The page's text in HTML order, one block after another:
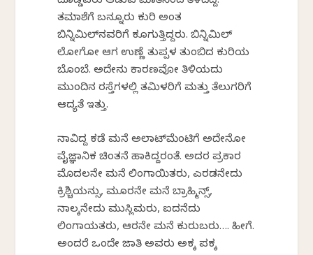
ತಮಾಶೆಗೆ ಬನ್ನೂರು ಕುರಿ ಅಂತ
ಬಿನ್ನಿಮಿಲ್‌ನವರಿಗೆ ಕೂಗುತ್ತಿದ್ದರು. ಬಿನ್ನಿಮಿಲ್
ಲೋಗೋ ಆಗ ಉಣ್ಣೆ ತುಪ್ಪಳ ತುಂಬಿದ ಕುರಿಯ
ಬೊಂಬೆ. ಅದೇನು ಕಾರಣವೋ ತಿಳಿಯದು
ಮುಂದಿನ ರಸ್ತೆಗಳಲ್ಲಿ ತಮಿಳರಿಗೆ ಮತ್ತು ತೆಲುಗರಿಗೆ
ಆದ್ಯತೆ ಇತ್ತು.
ನಾವಿದ್ದ ಕಡೆ ಮನೆ ಅಲಾಟ್‌ಮೆಂಟಿಗೆ ಅದೇನೋ
ವೈಜ್ಞಾನಿಕ ಚಿಂತನೆ ಹಾಕಿದ್ದರಂತೆ. ಅದರ ಪ್ರಕಾರ
ಮೊದಲನೇ ಮನೆ ಲಿಂಗಾಯಿತರು, ಎರಡನೇದು
ಕ್ರಿಶ್ಚಿಯನ್ಸು, ಮೂರನೇ ಮನೆ ಬ್ರಾಹ್ಮಿನ್ಸ್‌,
ನಾಲ್ಕನೇದು ಮುಸ್ಲಿಮರು, ಐದನೆದು
ಲಿಂಗಾಯತರು, ಆರನೇ ಮನೆ ಕುರುಬರು…. ಹೀಗೆ.
ಅಂದರೆ ಒಂದೇ ಜಾತಿ ಅವರು ಅಕ್ಕ ಪಕ್ಕ